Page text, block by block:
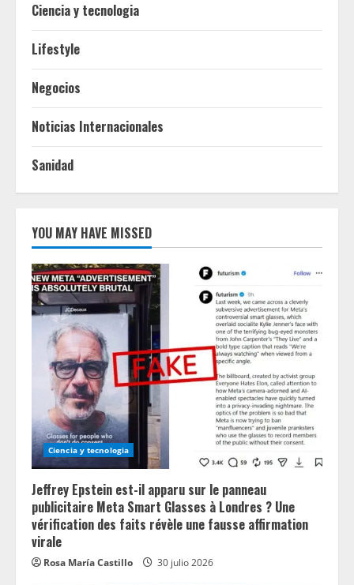
Ciencia y tecnologia
Lifestyle
Negocios
Noticias Internacionales
Sanidad
YOU MAY HAVE MISSED
Ciencia y tecnologia
Jeffrey Epstein est-il apparu sur le panneau
publicitaire Meta Smart Glasses à Londres ? Une
vérification des faits révèle une fausse affirmation
virale
Rosa María Castillo 30 julio 2026